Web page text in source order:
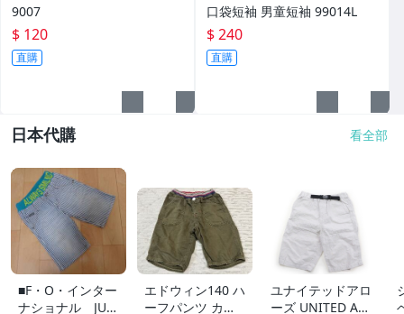
9007
$ 120
直購
口袋短袖 男童短袖 99014L
$ 240
直購
日本代購 看全部
■F・O・インター
ナショナル JUN
エドウィン140 ハ
ーフパンツ カー
ユナイテッドアロ
ーズ UNITED AR